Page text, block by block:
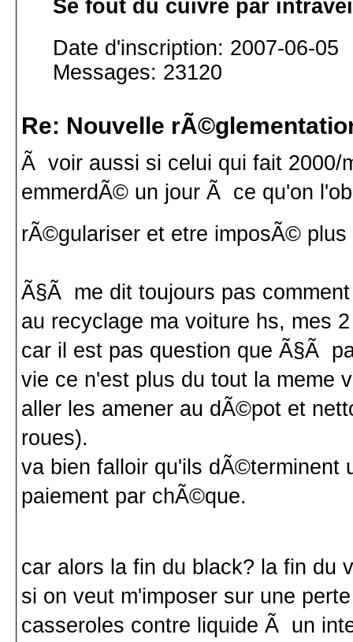
Se fout du cuivre par
Date d'inscription: 2007-06-05
Messages: 23120
Re: Nouvelle
Ã voir aussi si celui qui fait 2000/
emmerdÃ© un jour Ã ce qu'on
rÃ©gulariser et etre imposÃ© plus
Ã§Ã me dit toujours pas
au recyclage ma voiture hs, mes
car il est pas question que Ã§Ã
vie ce n'est plus du tout la meme
aller les amener au dÃ©pot et
roues).
va bien falloir qu'ils dÃ©terminent
paiement par chÃ©que.
car alors la fin du black? la fin du
si on veut m'imposer sur une
casseroles contre liquide Ã un